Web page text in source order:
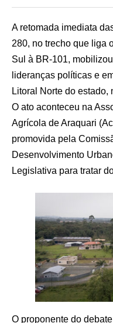
A retomada imediata
280, no trecho que liga
Sul à BR-101,
lideranças políticas e
Litoral Norte do estado,
O ato aconteceu na
Agrícola de Araquari
promovida pela
Desenvolvimento
Legislativa para tratar
O proponente do